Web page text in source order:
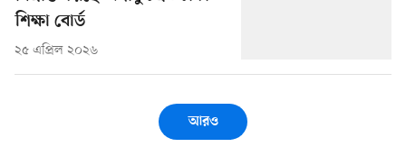
শিক্ষা বোর্ড
২৫ এপ্রিল ২০২৬
আরও